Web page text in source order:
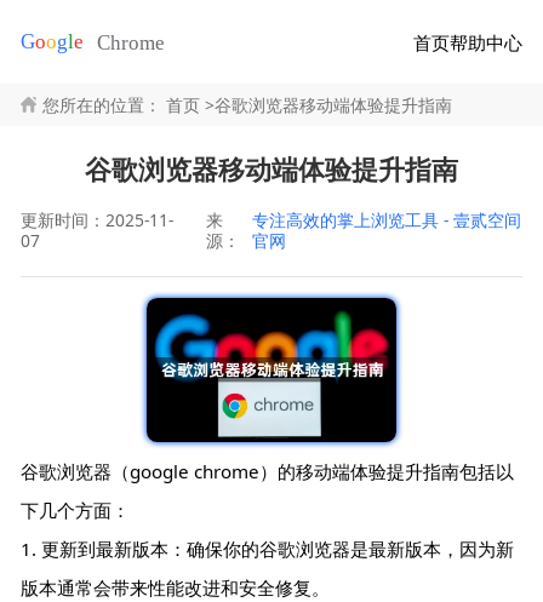
首页帮助中心
您所在的位置： 首页 >谷歌浏览器移动端体验提升指南
谷歌浏览器移动端体验提升指南
更新时间：2025-11-
07
来
源：
专注高效的掌上浏览工具 - 壹贰空间
官网
谷歌浏览器（google chrome）的移动端体验提升指南包括以
下几个方面：
1. 更新到最新版本：确保你的谷歌浏览器是最新版本，因为新
版本通常会带来性能改进和安全修复。